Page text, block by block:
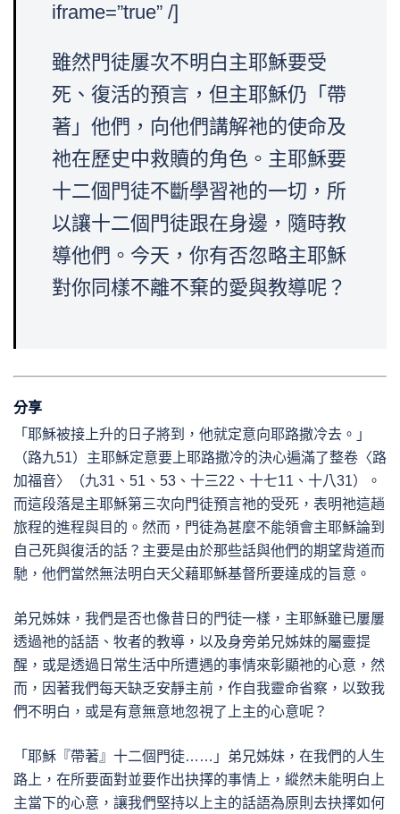
iframe=”true” /]
雖然門徒屢次不明白主耶穌要受
死、復活的預言，但主耶穌仍「帶
著」他們，向他們講解祂的使命及
祂在歷史中救贖的角色。主耶穌要
十二個門徒不斷學習祂的一切，所
以讓十二個門徒跟在身邊，隨時教
導他們。今天，你有否忽略主耶穌
對你同樣不離不棄的愛與教導呢？
分享
「耶穌被接上升的日子將到，他就定意向耶路撒冷去。」
（路九51）主耶穌定意要上耶路撒冷的決心遍滿了整卷〈路
加福音〉（九31、51、53、十三22、十七11、十八31）。
而這段落是主耶穌第三次向門徒預言祂的受死，表明祂這趟
旅程的進程與目的。然而，門徒為甚麼不能領會主耶穌論到
自己死與復活的話？主要是由於那些話與他們的期望背道而
馳，他們當然無法明白天父藉耶穌基督所要達成的旨意。
弟兄姊妹，我們是否也像昔日的門徒一樣，主耶穌雖已屢屢
透過祂的話語、牧者的教導，以及身旁弟兄姊妹的屬靈提
醒，或是透過日常生活中所遭遇的事情來彰顯祂的心意，然
而，因著我們每天缺乏安靜主前，作自我靈命省察，以致我
們不明白，或是有意無意地忽視了上主的心意呢？
「耶穌『帶著』十二個門徒……」弟兄姊妹，在我們的人生
路上，在所要面對並要作出抉擇的事情上，縱然未能明白上
主當下的心意，讓我們堅持以上主的話語為原則去抉擇如何